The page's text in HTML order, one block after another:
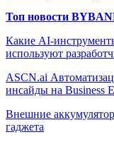
Топ новости
Какие AI-
используют
ASCN.ai
инсайды на Business
Внешние
гаджета